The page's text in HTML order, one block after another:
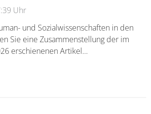
Uhr
und Sozialwissenschaften in den
Sie eine Zusammenstellung der im
erschienenen Artikel…
2026